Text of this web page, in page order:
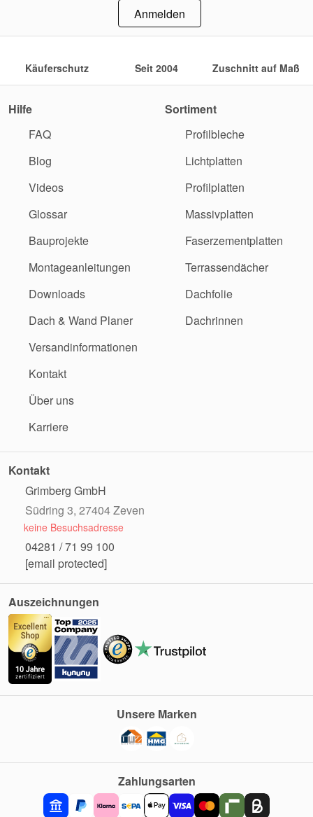
Anmelden
Käuferschutz Seit 2004 Zuschnitt auf Maß
Hilfe
FAQ
Blog
Videos
Glossar
Bauprojekte
Montageanleitungen
Downloads
Dach & Wand Planer
Versandinformationen
Kontakt
Über uns
Karriere
Sortiment
Profilbleche
Lichtplatten
Profilplatten
Massivplatten
Faserzementplatten
Terrassendächer
Dachfolie
Dachrinnen
Kontakt
Grimberg GmbH
Südring 3, 27404 Zeven
keine Besuchsadresse
04281 / 71 99 100
[email protected]
Auszeichnungen
Zahlungsarten
Unsere Marken